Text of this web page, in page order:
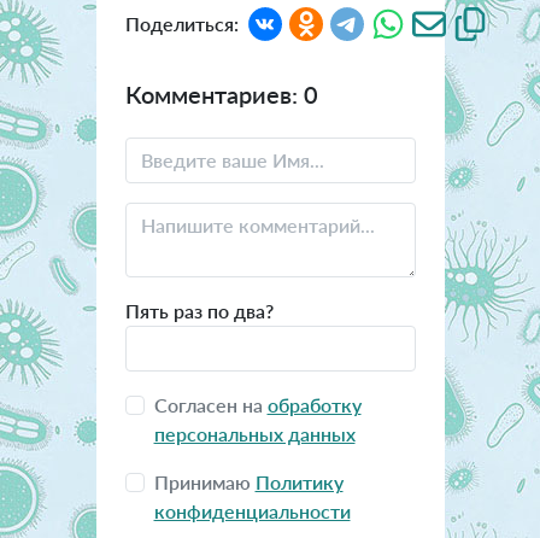
Поделиться:
Комментариев: 0
Пять раз по два?
Согласен на обработку
персональных данных
Принимаю Политику
конфиденциальности